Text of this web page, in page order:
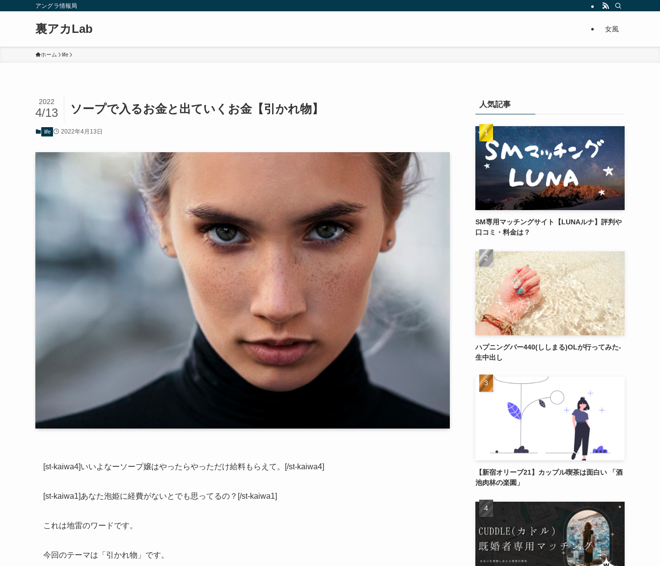
アングラ情報局
裏アカLab 女風
ホーム life
ソープで入るお金と出ていくお金【引かれ物】
2022
4/13
life 2022年4月13日
[st-kaiwa4]いいよなーソープ嬢はやったらやっただけ給料もらえて。[/st-kaiwa4]
[st-kaiwa1]あなた泡姫に経費がないとでも思ってるの？[/st-kaiwa1]
これは地雷のワードです。
今回のテーマは「引かれ物」です。
人気記事
SM専用マッチングサイト【LUNAルナ】評判や
口コミ・料金は？
ハプニングバー440(ししまる)OLが行ってみた-
生中出し
【新宿オリーブ21】カップル喫茶は面白い 「酒
池肉林の楽園」